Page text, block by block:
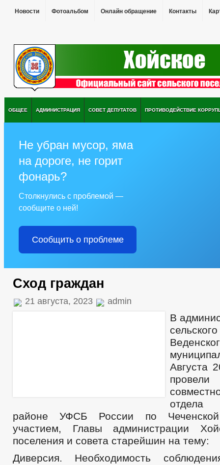
Новости Фотоальбом Онлайн обращение Контакты
ОБЩЕЕ АДМИНИСТРАЦИЯ СОВЕТ ДЕПУТАТОВ ПРОТИВОДЕЙСТВИЕ
Не убран мусор, яма
на дороге, не горит
фонарь?
Столкнулись с проблемой —
сообщите о ней!
Сообщить о проблеме
Сход граждан
21 августа, 2023 admin
В
Августа
отдела
районе УФСБ России по
участием, Главы администрации
поселения и совета старейшин на тему:
Диверсия. Необходимость